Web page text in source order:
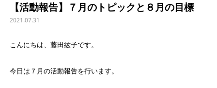
【活動報告】７月のトピックと８月の目標
2021.07.31
こんにちは、藤田紘子です。
今日は７月の活動報告を行います。